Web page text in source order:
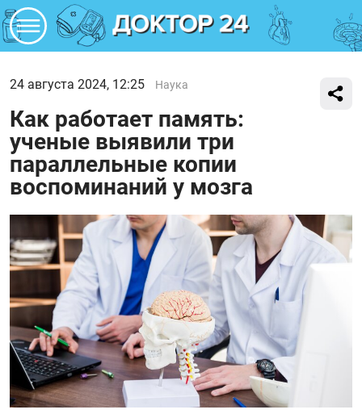
24 августа 2024, 12:25 Наука
Как работает память:
ученые выявили три
параллельные копии
воспоминаний у мозга